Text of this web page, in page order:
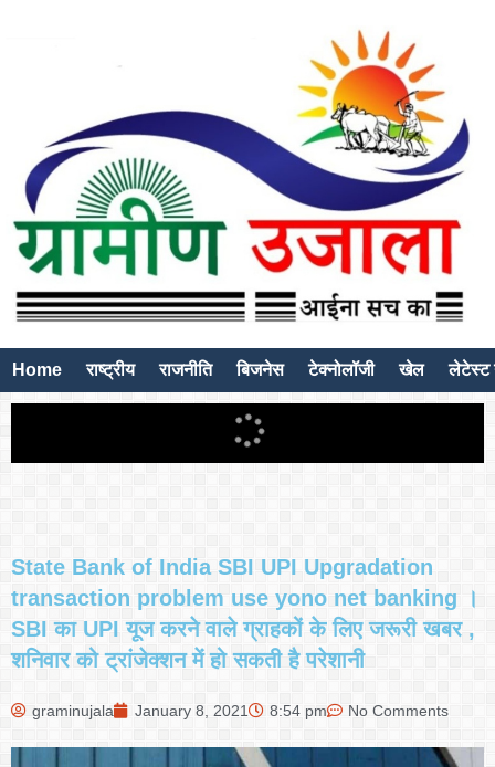
Home राष्ट्रीय राजनीति बिजनेस टेक्नोलॉजी खेल लेटेस्ट
State Bank of India SBI UPI Upgradation
transaction problem use yono net banking ।
SBI का UPI यूज करने वाले ग्राहकों के लिए जरूरी खबर ,
शनिवार को ट्रांजेक्शन में हो सकती है परेशानी
graminujala January 8, 2021 8:54 pm No Comments